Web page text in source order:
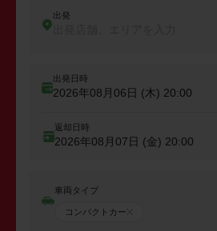
出発
出発日時
2026年08月06日 (木) 20:00
返却日時
2026年08月07日 (金) 20:00
車両タイプ
コンパクトカー